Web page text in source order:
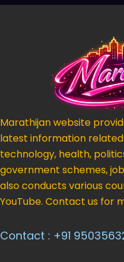
Marathijan website
latest information
technology, health,
government schemes,
also conducts various
YouTube. Contact us for
Contact : +91